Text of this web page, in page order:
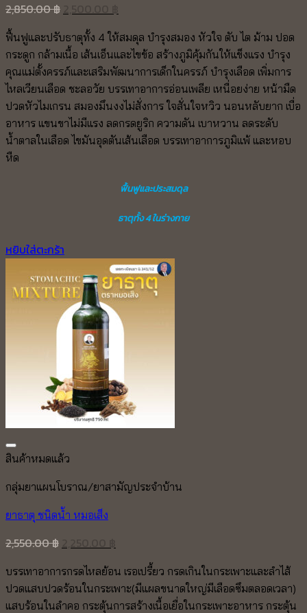
2,850.00฿
price
was:
2,850.00 ฿.
is:
2,500.00 ฿.
ฟื้นฟูและปรับธาตุทั้ง 4 ให้สมดุล บำรุงสมอง หัวใจ ตับ ไต ม้าม ปอด
กระดูก กล้ามเนื้อ เส้นเอ็นและไขข้อ สร้างภูมิคุ้มกันให้แข็งแรง บำรุง
คุณแม่ตั้งครรภ์และเสริมพัฒนาการเด็กในครรภ์ บำรุงเลือด เพิ่มการ
ไหลเวียนเลือด ชะลอวัย บรรเทาอาการอ่อนเพลีย เหนื่อยง่าย หน้ามืด
ปวดหัวไมเกรน สมองมึนงงไม่สั่งการ ใจสั่นใจหวิว นอนหลับยาก เบื่อ
อาหาร แขนขาไม่มีแรง ลดกรดยูริก ความดัน เบาหวาน ลดระดับ
น้ำตาลในเลือด ไขมันอุดตันเส้นเลือด บรรเทาอาการภูมิแพ้ และหอบ
หืด
ฟื้นฟูและประสมดุล
ธาตุทั้ง 4 ในร่างกาย
หยิบใส่ตะกร้า
สินค้าหมดแล้ว
กลุ่มยาแผนโบราณ/ยาสามัญประจำบ้าน
ยาธาตุ ชนิดน้ำ หมอเส็ง
2,550.00฿
was:
2,550.00 ฿.
is:
2,250.00 ฿.
บรรเทาอาการกรดไหลย้อน เรอเปรี้ยว กรดเกินในกระเพาะและลำไส้
ปวดแสบปวดร้อนในกระเพาะ(มีแผลขนาดใหญ่มีเลือดซึมตลอดเวลา)
แสบร้อนในลำคอ กระตุ้นการสร้างเนื้อเยื่อในกระเพาะอาหาร กระตุ้น